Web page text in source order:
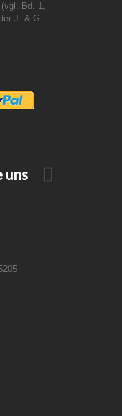
Bd. 1,
J. & G.
uns